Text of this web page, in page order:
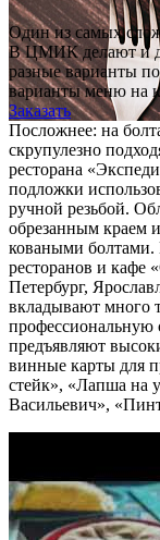
Один из самых
В ЦМИК делают и
разные варианты
варианты меню на
Заказать
Посложнее: на
скрупулезно
ресторана
подложки
ручной резьбой.
обрезанным краем
коваными
ресторанов и кафе
Петербург,
вкладывают много
профессиональную
предъявляют
винные карты для
стейк», «Лапша на
Васильевич»,